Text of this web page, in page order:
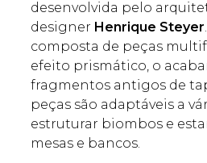
desenvolvida pelo
designer Henrique Steyer
composta de peças
efeito prismático, o
fragmentos antigos de
peças são adaptáveis a
estruturar biombos e
mesas e bancos.